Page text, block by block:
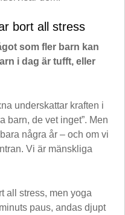
bort all stress
som fler barn kan
i dag är tufft, eller
underskattar kraften i
barn, de vet inget”. Men
några år – och om vi
Vi är mänskliga
all stress, men yoga
paus, andas djupt